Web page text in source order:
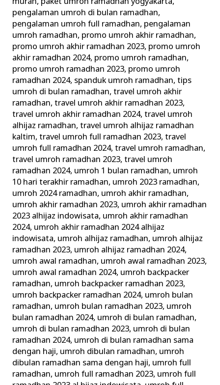
pengalaman umroh di bulan ramadhan,
pengalaman umroh full ramadhan, pengalaman
umroh ramadhan, promo umroh akhir ramadhan,
promo umroh akhir ramadhan 2023, promo umroh
akhir ramadhan 2024, promo umroh ramadhan,
promo umroh ramadhan 2023, promo umroh
ramadhan 2024, spanduk umroh ramadhan,tips
umroh di bulan ramadhan,travel umroh akhir
ramadhan,travel umroh akhir ramadhan 2023,
travel umroh akhir ramadhan 2024,travel umroh
alhijaz ramadhan,travel umroh alhijaz ramadhan
kaltim,travel umroh full ramadhan 2023,travel
umroh full ramadhan 2024,travel umroh ramadhan,
travel umroh ramadhan 2023,travel umroh
ramadhan 2024, umroh 1 bulan ramadhan, umroh
10 hari terakhir ramadhan, umroh 2023 ramadhan,
umroh 2024 ramadhan, umroh akhir ramadhan,
umroh akhir ramadhan 2023, umroh akhir ramadhan
2023 alhijaz indowisata, umroh akhir ramadhan
2024, umroh akhir ramadhan 2024 alhijaz
indowisata, umroh alhijaz ramadhan, umroh alhijaz
ramadhan 2023, umroh alhijaz ramadhan 2024,
umroh awal ramadhan, umroh awal ramadhan 2023,
umroh awal ramadhan 2024, umroh backpacker
ramadhan, umroh backpacker ramadhan 2023,
umroh backpacker ramadhan 2024, umroh bulan
ramadhan, umroh bulan ramadhan 2023, umroh
bulan ramadhan 2024, umroh di bulan ramadhan,
umroh di bulan ramadhan 2023, umroh di bulan
ramadhan 2024, umroh di bulan ramadhan sama
dengan haji, umroh dibulan ramadhan, umroh
dibulan ramadhan sama dengan haji, umroh full
ramadhan, umroh full ramadhan 2023, umroh full